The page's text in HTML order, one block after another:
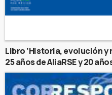
Libro ‘Historia, evolución y
25 años de AliaRSE y 20